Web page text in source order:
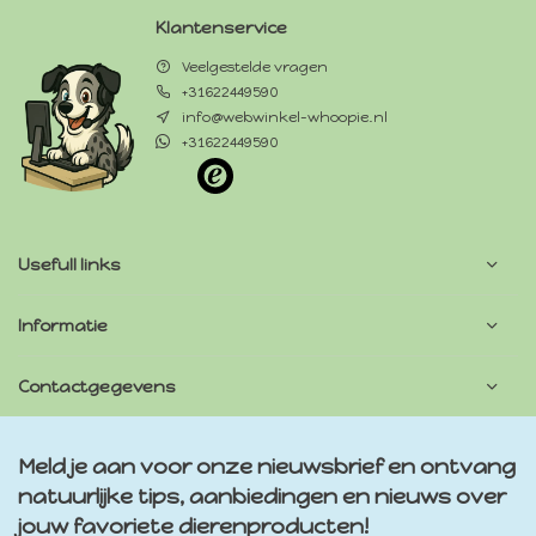
Klantenservice
Veelgestelde vragen
+31622449590
info@webwinkel-whoopie.nl
+31622449590
Usefull links
Informatie
Contactgegevens
Meld je aan voor onze nieuwsbrief en ontvang
natuurlijke tips, aanbiedingen en nieuws over
jouw favoriete dierenproducten!